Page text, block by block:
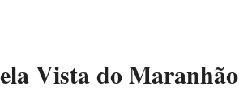
Vista do Maranhão